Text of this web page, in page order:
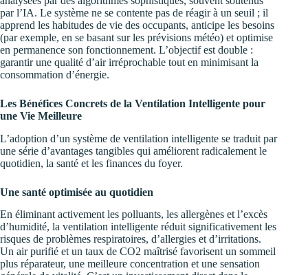
par l’IA. Le système ne se contente pas de réagir à un seuil ; il
apprend les habitudes de vie des occupants, anticipe les besoins
(par exemple, en se basant sur les prévisions météo) et optimise
en permanence son fonctionnement. L’objectif est double :
garantir une qualité d’air irréprochable tout en minimisant la
consommation d’énergie.
Les Bénéfices Concrets de la Ventilation Intelligente pour
une Vie Meilleure
L’adoption d’un système de ventilation intelligente se traduit par
une série d’avantages tangibles qui améliorent radicalement le
quotidien, la santé et les finances du foyer.
Une santé optimisée au quotidien
En éliminant activement les polluants, les allergènes et l’excès
d’humidité, la ventilation intelligente réduit significativement les
risques de problèmes respiratoires, d’allergies et d’irritations.
Un air purifié et un taux de CO2 maîtrisé favorisent un sommeil
plus réparateur, une meilleure concentration et une sensation